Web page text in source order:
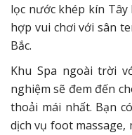
lọc nước khép kín
hợp vui chơi với sân
Bắc.
Khu Spa ngoài trời
nghiệm sẽ đem đến
thoải mái nhất. Bạn
dịch vụ foot massage,